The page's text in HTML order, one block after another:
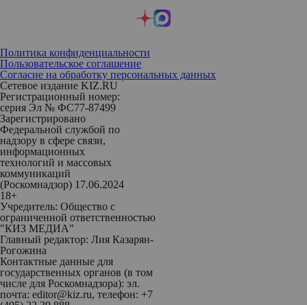
Политика конфиденциальности
Пользовательское соглашение
Согласие на обработку персональных данных
Сетевое издание KIZ.RU
Регистрационный номер:
серия Эл № ФС77-87499
Зарегистрировано
Федеральной службой по
надзору в сфере связи,
информационных
технологий и массовых
коммуникаций
(Роскомнадзор) 17.06.2024
18+
Учредитель: Общество с
ограниченной ответственностью
"КИЗ МЕДИА"
Главный редактор: Лия Казарян-
Рогожина
Контактные данные для
государственных органов (в том
числе для Роскомнадзора): эл.
почта: editor@kiz.ru, телефон: +7